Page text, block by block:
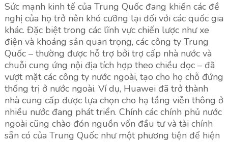
Sức mạnh kinh tế của Trung Quốc đang khiến các đề
nghị của họ trở nên khó cưỡng lại đối với các quốc gia
khác. Đặc biệt trong các lĩnh vực chiến lược như xe
điện và khoáng sản quan trọng, các công ty Trung
Quốc – thường được hỗ trợ bởi trợ cấp nhà nước và
chuỗi cung ứng nội địa tích hợp theo chiều dọc – đã
vượt mặt các công ty nước ngoài, tạo cho họ chỗ đứng
thống trị ở nước ngoài. Ví dụ, Huawei đã trở thành
nhà cung cấp được lựa chọn cho hạ tầng viễn thông ở
nhiều nước đang phát triển. Chính các chính phủ nước
ngoài cũng chào đón nguồn vốn đầu tư và tài chính
sẵn có của Trung Quốc như một phương tiện để hiện